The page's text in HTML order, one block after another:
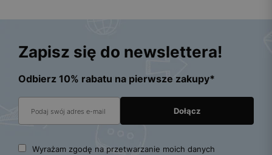
Zapisz się do newslettera!
Odbierz 10% rabatu na pierwsze zakupy*
Wyrażam zgodę na przetwarzanie moich danych